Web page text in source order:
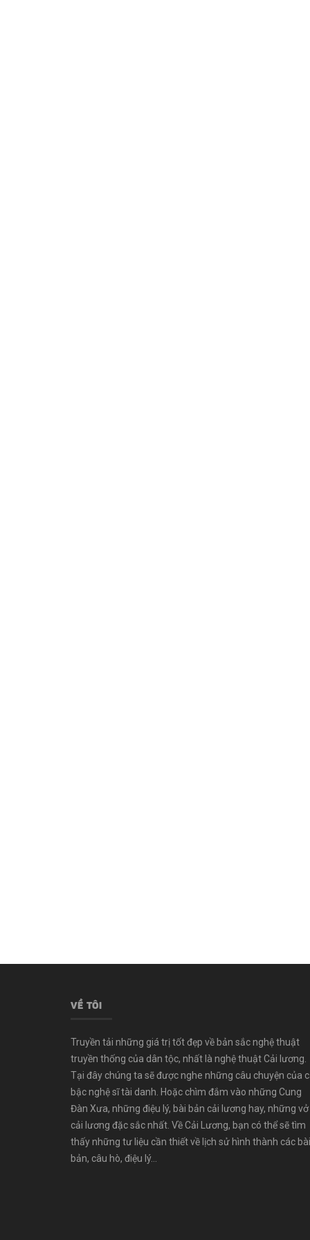
VỀ TÔI
Truyền tải những giá trị tốt đẹp về bản sắc nghệ thuật
truyền thống của dân tộc, nhất là nghệ thuật Cải lương.
Tại đây chúng ta sẽ được nghe những câu chuyện của
bậc nghệ sĩ tài danh. Hoặc chìm đắm vào những Cung
Đàn Xưa, những điệu lý, bài bản cải lương hay, những vở
cải lương đặc sắc nhất. Về Cải Lương, bạn có thể sẽ tìm
thấy những tư liệu cần thiết về lịch sử hình thành các bài
bản, câu hò, điệu lý...